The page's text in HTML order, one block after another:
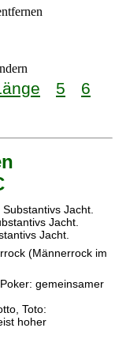
5
6
Jacht.
Jacht.
Jacht.
(Männerrock im
gemeinsamer
Toto:
hoher